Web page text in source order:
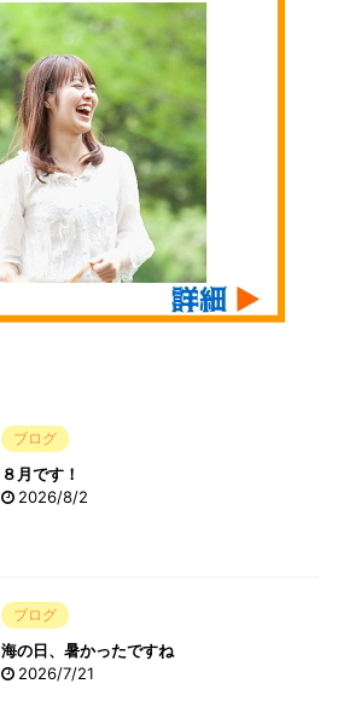
ブログ
８月です！
2026/8/2
ブログ
海の日、暑かったですね
2026/7/21